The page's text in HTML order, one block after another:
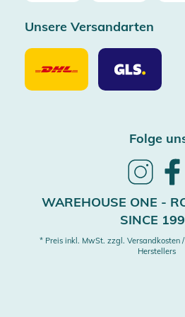
Unsere Versandarten
Unsere
Versandarten
DHL
Unsere
Versandarten
GLS
Folge
Follow
WAREHOUSE ONE -
SINCE
* Preis inkl. MwSt. zzgl. Versandkosten
Herstellers